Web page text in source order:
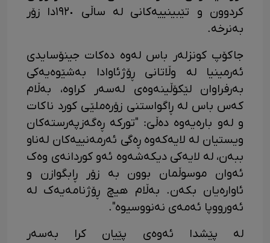
کردوون و تێبینییەکانی لە ساڵی ١٩٢٠دا زۆر
بەنرخە.
جاکۆپ کونزلەر باس لەوە دەکات جینۆسایدی
ئەرمینیا لە وڵاتانی ڕۆژئاوادا بەشێوەیەکی
بەرفراوان لێکۆڵینەوەی لەسەر کراوە، بەڵام
کەس باس لە ڕاگواستنی زۆرەملێی کورد ناکات
و لەو بارەیەوە دەڵێ: "تورکە ڕەگەزپەرستەکان
ویستیان لە لایەکەوە ڕەگی ئەرمەنییەکان لەناو
ببەن، لە لایەکی دیکەشەوە ئەو کوردانەی وەک
ئەوان موسوڵمان بوون بە زۆر ڕابگوازن و
ئاوارەیان بکەن. بەڵام هیچ ڕۆژنامەیەک لە
ئەورووپا ئەمەی نەنووسیوە".
لە پێشدا ئەوەی پێیان کرا بەسەر